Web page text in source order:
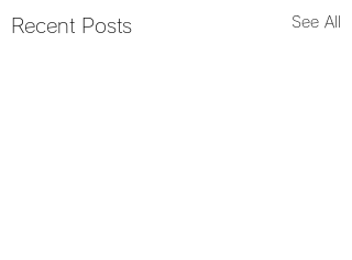
Recent Posts See All